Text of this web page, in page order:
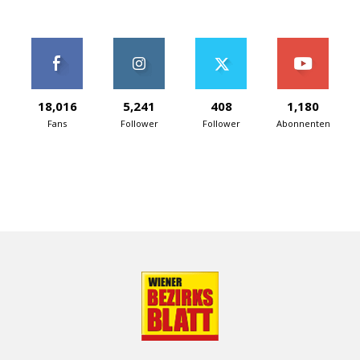
18,016
Fans
5,241
Follower
408
Follower
1,180
Abonnenten